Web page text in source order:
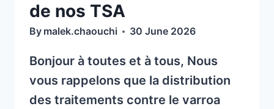
de nos TSA
By malek.chaouchi 30 June 2026
Bonjour à toutes et à tous, Nous
vous rappelons que la distribution
des traitements contre le varroa